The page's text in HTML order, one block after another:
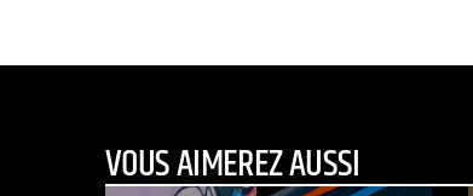
VOUS AIMEREZ AUSSI